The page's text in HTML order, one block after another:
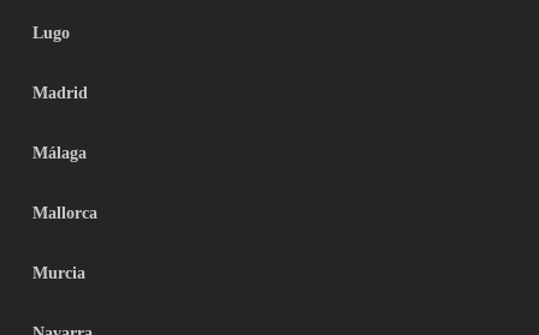
Lugo
Madrid
Málaga
Mallorca
Murcia